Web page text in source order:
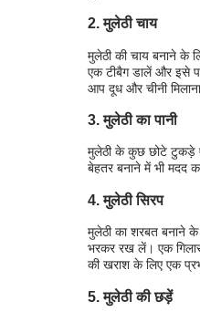
2. मुलेठी चाय
मुलेठी की चाय बनाने के
एक टीबैग डालें और इसे
आप दूध और चीनी
3. मुलेठी का पानी
मुलेठी के कुछ छोटे टुकड़े
बेहतर बनाने में भी मदद
4. मुलेठी सिरप
मुलेठी का शरबत बनाने
भरकर रख लें। एक
की खराश के लिए एक
5. मुलेठी की छड़ें